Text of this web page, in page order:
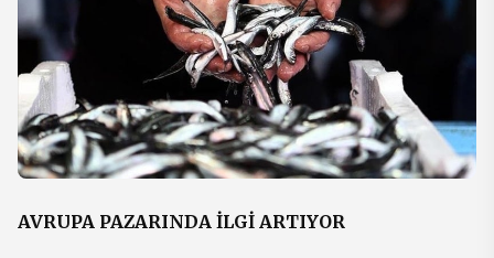
AVRUPA PAZARINDA İLGİ ARTIYOR